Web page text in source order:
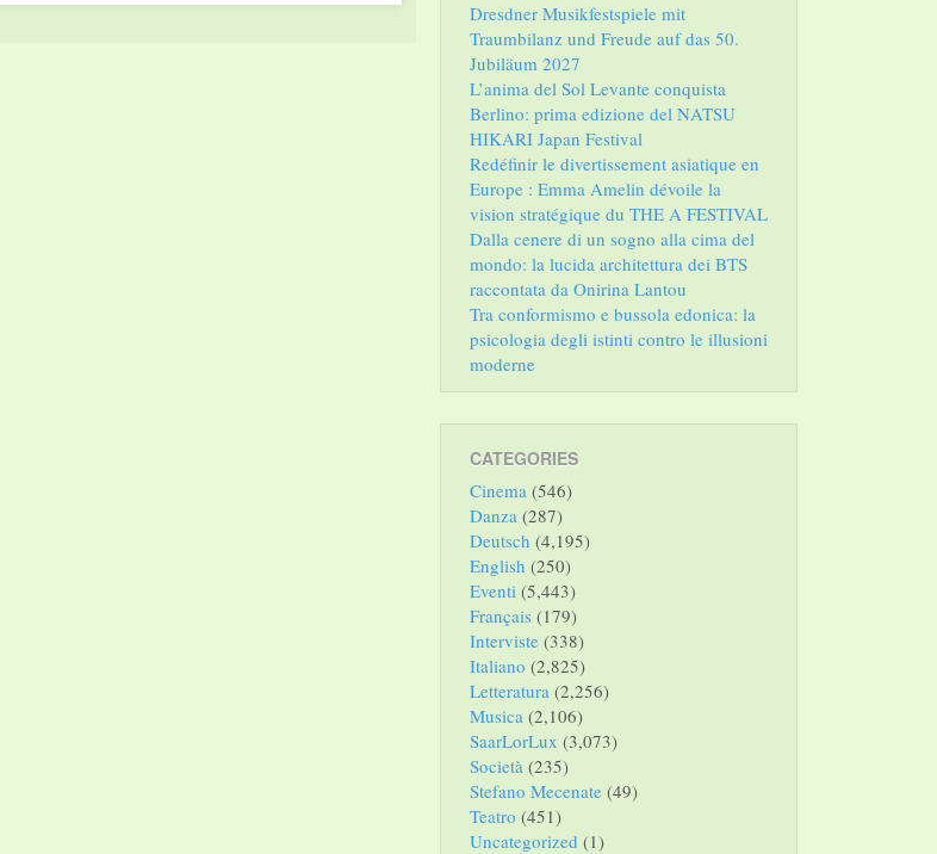
Dresdner Musikfestspiele mit
Traumbilanz und Freude auf das 50.
Jubiläum 2027
L’anima del Sol Levante conquista
Berlino: prima edizione del NATSU
HIKARI Japan Festival
Redéfinir le divertissement asiatique en
Europe : Emma Amelin dévoile la
vision stratégique du THE A FESTIVAL
Dalla cenere di un sogno alla cima del
mondo: la lucida architettura dei BTS
raccontata da Onirina Lantou
Tra conformismo e bussola edonica: la
psicologia degli istinti contro le illusioni
moderne
CATEGORIES
Cinema (546)
Danza (287)
Deutsch (4,195)
English (250)
Eventi (5,443)
Français (179)
Interviste (338)
Italiano (2,825)
Letteratura (2,256)
Musica (2,106)
SaarLorLux (3,073)
Società (235)
Stefano Mecenate (49)
Teatro (451)
Uncategorized (1)